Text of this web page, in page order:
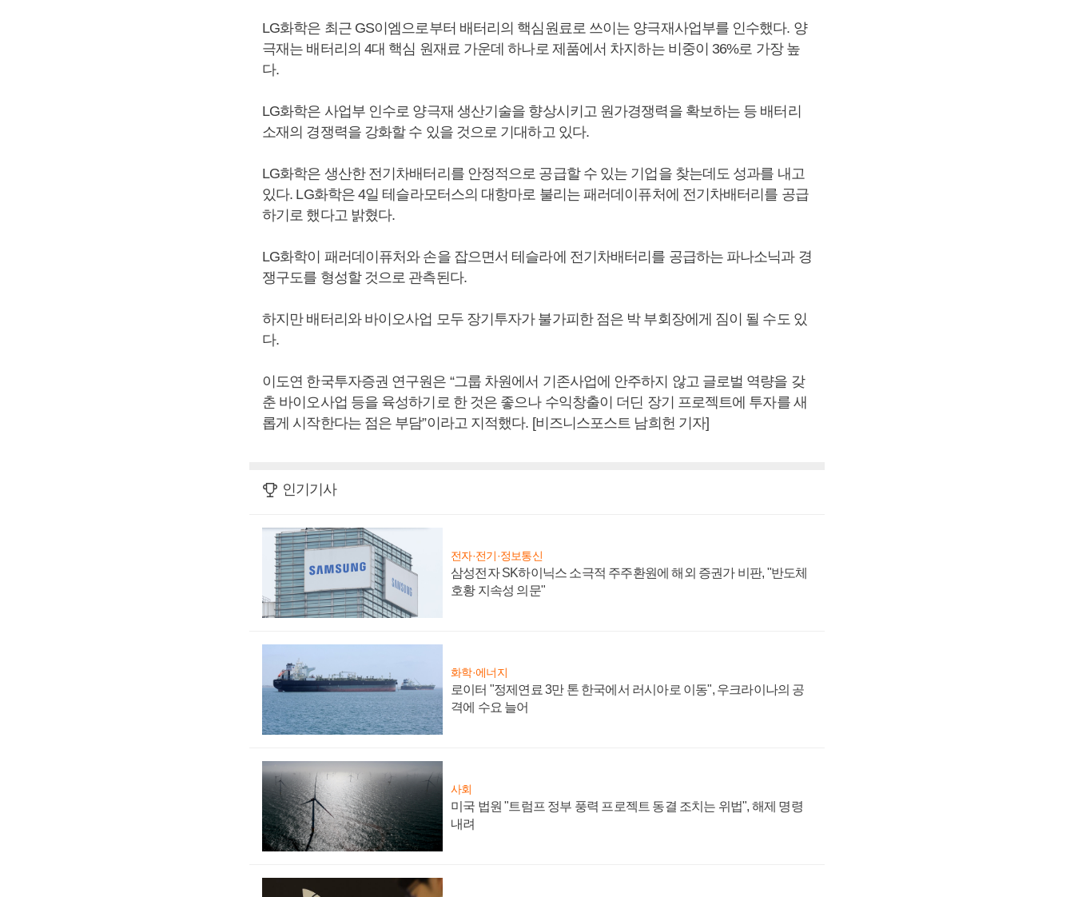
LG화학은 최근 GS이엠으로부터 배터리의 핵심원료로 쓰이는 양극재사업부를 인수했다. 양
극재는 배터리의 4대 핵심 원재료 가운데 하나로 제품에서 차지하는 비중이 36%로 가장 높
다.
LG화학은 사업부 인수로 양극재 생산기술을 향상시키고 원가경쟁력을 확보하는 등 배터리
소재의 경쟁력을 강화할 수 있을 것으로 기대하고 있다.
LG화학은 생산한 전기차배터리를 안정적으로 공급할 수 있는 기업을 찾는데도 성과를 내고
있다. LG화학은 4일 테슬라모터스의 대항마로 불리는 패러데이퓨처에 전기차배터리를 공급
하기로 했다고 밝혔다.
LG화학이 패러데이퓨처와 손을 잡으면서 테슬라에 전기차배터리를 공급하는 파나소닉과 경
쟁구도를 형성할 것으로 관측된다.
하지만 배터리와 바이오사업 모두 장기투자가 불가피한 점은 박 부회장에게 짐이 될 수도 있
다.
이도연 한국투자증권 연구원은 “그룹 차원에서 기존사업에 안주하지 않고 글로벌 역량을 갖
춘 바이오사업 등을 육성하기로 한 것은 좋으나 수익창출이 더딘 장기 프로젝트에 투자를 새
롭게 시작한다는 점은 부담”이라고 지적했다. [비즈니스포스트 남희헌 기자]
인기기사
전자·전기·정보통신
삼성전자 SK하이닉스 소극적 주주환원에 해외 증권가 비판, "반도체
호황 지속성 의문"
화학·에너지
로이터 "정제연료 3만 톤 한국에서 러시아로 이동", 우크라이나의 공
격에 수요 늘어
사회
미국 법원 "트럼프 정부 풍력 프로젝트 동결 조치는 위법", 해제 명령
내려